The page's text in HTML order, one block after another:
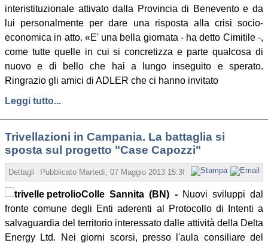
interistituzionale attivato dalla Provincia di Benevento e da
lui personalmente per dare una risposta alla crisi socio-
economica in atto. «E' una bella giornata - ha detto Cimitile -,
come tutte quelle in cui si concretizza e parte qualcosa di
nuovo e di bello che hai a lungo inseguito e sperato.
Ringrazio gli amici di ADLER che ci hanno invitato
Leggi tutto...
Trivellazioni in Campania. La battaglia si
sposta sul progetto "Case Capozzi"
Dettagli Pubblicato Martedì, 07 Maggio 2013 15:30 Scritto da Redazione
Colle Sannita (BN) -Nuovi sviluppi dal
fronte comune degli Enti aderenti al Protocollo di Intenti a
salvaguardia del territorio interessato dalle attività della Delta
Energy Ltd. Nei giorni scorsi, presso l'aula consiliare del